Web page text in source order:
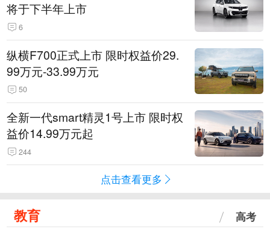
将于下半年上市
6
纵横F700正式上市 限时权益价29.
99万元-33.99万元
50
全新一代smart精灵1号上市 限时权
益价14.99万元起
244
点击查看更多
教育 高考